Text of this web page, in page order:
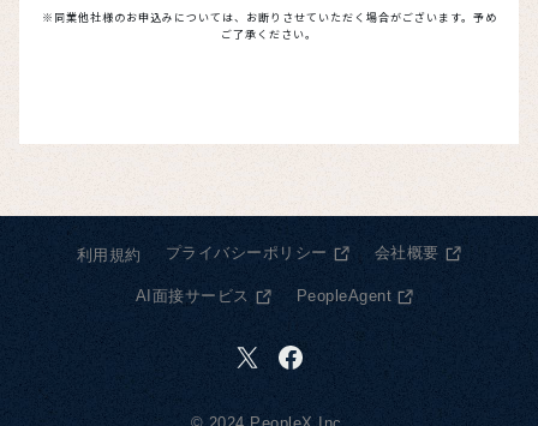
利用規約 プライバシーポリシー 会社概要
AI面接サービス PeopleAgent